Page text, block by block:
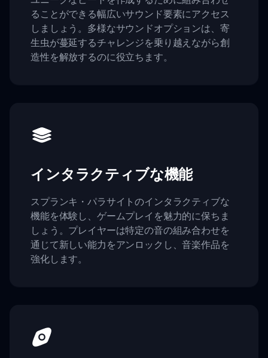
ることができる幅広いサウンド要素にアクセス
しましょう。多様なサウンドオプションは、寄
生虫が蔓延するチャレンジを乗り越えながら創
造性を解放するのに役立ちます。
インタラクティブな機能
スプランキ・パラサイトのインタラクティブな
機能を体験し、ゲームプレイを魅力的に保ちま
しょう。プレイヤーは特定の音の組み合わせを
通じて新しい能力をアンロックし、音楽作品を
強化します。